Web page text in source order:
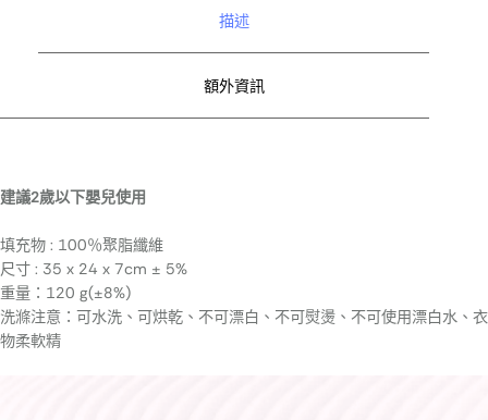
描述
額外資訊
建議2歲以下嬰兒使用
填充物 : 100％聚脂纖維
尺寸 : 35 x 24 x 7cm ± 5%
重量：120 g(±8%)
洗滌注意：可水洗、可烘乾、不可漂白、不可熨燙、不可使用漂白水、衣
物柔軟精